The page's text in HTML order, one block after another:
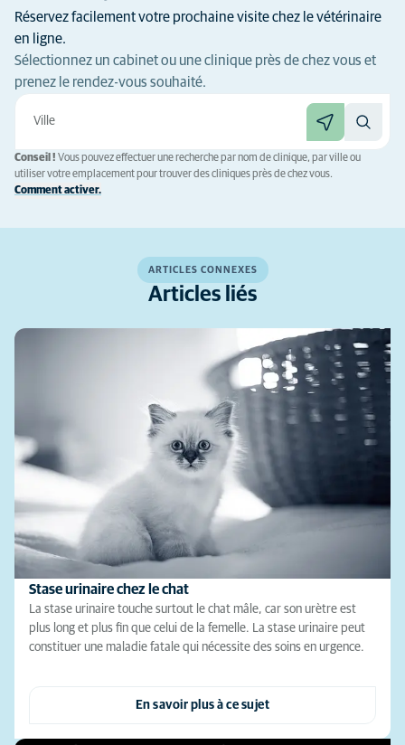
Réservez facilement votre prochaine visite chez le vétérinaire
en ligne.
Sélectionnez un cabinet ou une clinique près de chez vous et
prenez le rendez-vous souhaité.
Conseil ! Vous pouvez effectuer une recherche par nom de clinique, par ville ou
utiliser votre emplacement pour trouver des cliniques près de chez vous.
Comment activer.
ARTICLES CONNEXES
Articles liés
Stase urinaire chez le chat
La stase urinaire touche surtout le chat mâle, car son urètre est
plus long et plus fin que celui de la femelle. La stase urinaire peut
constituer une maladie fatale qui nécessite des soins en urgence.
En savoir plus à ce sujet